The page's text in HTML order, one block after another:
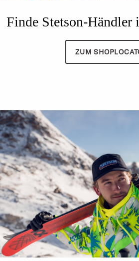
Finde Stetson-Händler
ZUM